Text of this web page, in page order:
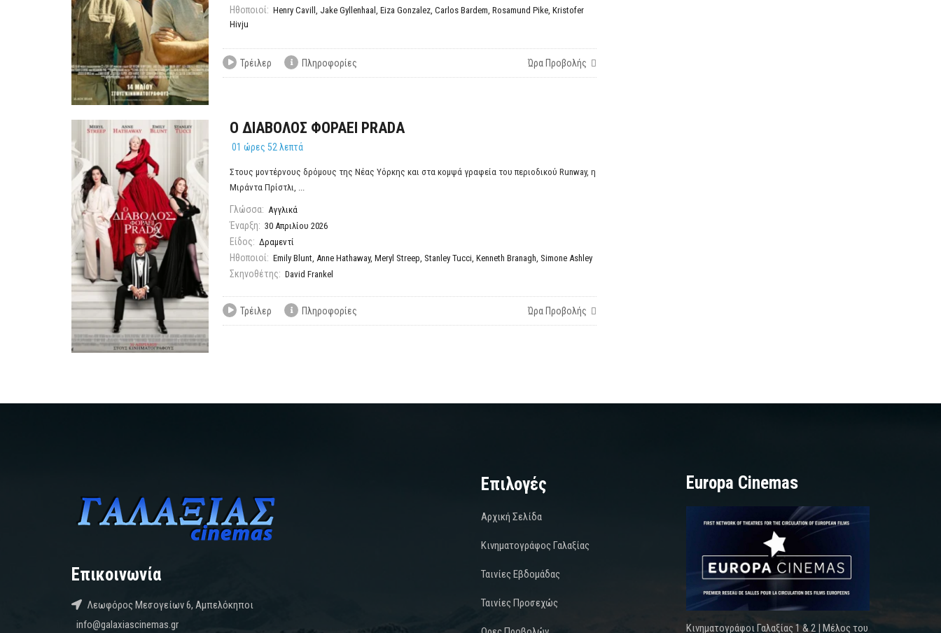
Ηθοποιοί: Henry Cavill , Jake Gyllenhaal , Eiza Gonzalez, Carlos Bardem, Rosamund Pike, Kristofer
Hivju
Τρέιλερ Πληροφορίες Ώρα Προβολής
Ο ΔΙΑΒΟΛΟΣ ΦΟΡΑΕΙ PRADA
01 ώρες 52 λεπτά
Στους μοντέρνους δρόμους της Νέας Υόρκης και στα κομψά γραφεία του περιοδικού Runway, η
Μιράντα Πρίστλι, ...
Γλώσσα: Αγγλικά
Έναρξη: 30 Απριλίου 2026
Είδος: Δραμεντί
Ηθοποιοί: Emily Blunt, Anne Hathaway, Meryl Streep, Stanley Tucci, Kenneth Branagh, Simone Ashley
Σκηνοθέτης: David Frankel
Τρέιλερ Πληροφορίες Ώρα Προβολής
Επικοινωνία
Λεωφόρος Μεσογείων 6, Αμπελόκηποι
info@galaxiascinemas.gr
Επιλογές
Αρχική Σελίδα
Κινηματογράφος Γαλαξίας
Ταινίες Εβδομάδας
Ταινίες Προσεχώς
Europa Cinemas
Κινηματογράφοι Γαλαξίας 1 & 2 | Μέλος του